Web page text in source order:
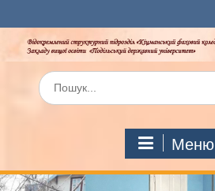
до
вмісту
Шукати:
Меню